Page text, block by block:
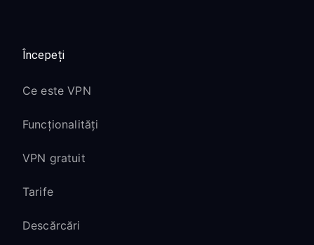
Începeți
Ce este VPN
Funcționalități
VPN gratuit
Tarife
Descărcări